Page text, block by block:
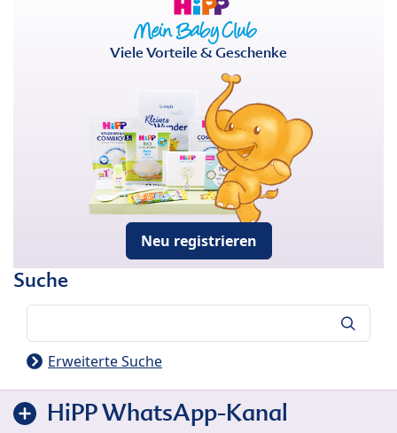
Viele Vorteile & Geschenke
Neu registrieren
Suche
Erweiterte Suche
HiPP WhatsApp-Kanal